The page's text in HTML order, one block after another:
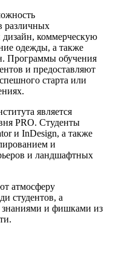
различных
дизайн, коммерческую
одежды, а также
Программы обучения
и предоставляют
старта или
является
PRO. Студенты
и InDesign, а также
и
и ландшафтных
атмосферу
студентов, а
знаниями и фишками из